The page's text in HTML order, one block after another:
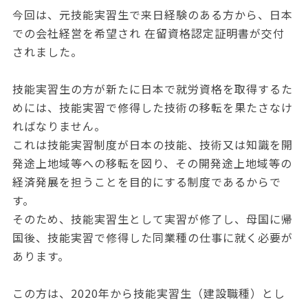
今回は、元技能実習生で来日経験のある方から、日本
での会社経営を希望され 在留資格認定証明書が交付
されました。
技能実習生の方が新たに日本で就労資格を取得するた
めには、技能実習で修得した技術の移転を果たさなけ
ればなりません。
これは技能実習制度が日本の技能、技術又は知識を開
発途上地域等への移転を図り、その開発途上地域等の
経済発展を担うことを目的にする制度であるからで
す。
そのため、技能実習生として実習が修了し、母国に帰
国後、技能実習で修得した同業種の仕事に就く必要が
あります。
この方は、2020年から技能実習生（建設職種）とし